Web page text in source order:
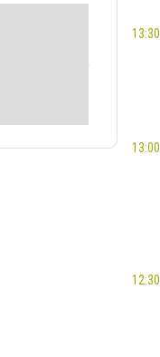
13:30
13:00
12:30